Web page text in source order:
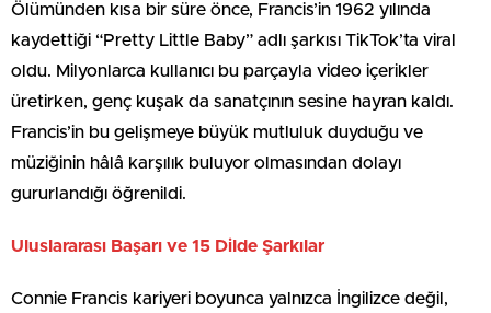
Ölümünden kısa bir süre önce, Francis’in 1962 yılında
kaydettiği “Pretty Little Baby” adlı şarkısı TikTok’ta viral
oldu. Milyonlarca kullanıcı bu parçayla video içerikler
üretirken, genç kuşak da sanatçının sesine hayran kaldı.
Francis’in bu gelişmeye büyük mutluluk duyduğu ve
müziğinin hâlâ karşılık buluyor olmasından dolayı
gururlandığı öğrenildi.
Uluslararası Başarı ve 15 Dilde Şarkılar
Connie Francis kariyeri boyunca yalnızca İngilizce değil,